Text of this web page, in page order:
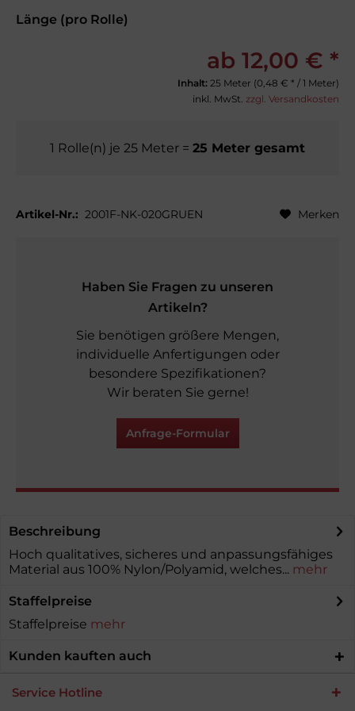
Länge (pro Rolle)
ab 12,00 € *
Inhalt: 25 Meter (0,48 € * / 1 Meter)
inkl. MwSt. zzgl. Versandkosten
1 Rolle(n) je 25 Meter = 25 Meter gesamt
Artikel-Nr.: 2001F-NK-020GRUEN Merken
Haben Sie Fragen zu unseren
Artikeln?
Sie benötigen größere Mengen,
individuelle Anfertigungen oder
besondere Spezifikationen?
Wir beraten Sie gerne!
Anfrage-Formular
Beschreibung
Hoch qualitatives, sicheres und anpassungsfähiges
Material aus 100% Nylon/Polyamid, welches... mehr
Staffelpreise
Staffelpreise mehr
Kunden kauften auch
Service Hotline